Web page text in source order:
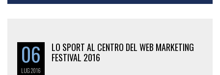
06
LUG2016
LO SPORT AL CENTRO DEL WEB MARKETING
FESTIVAL 2016